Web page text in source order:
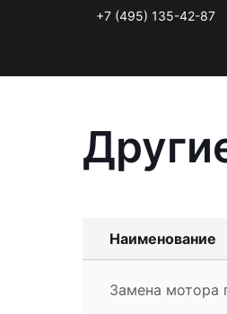
+7 (495) 135-42-87
Наименование
Замена мотора